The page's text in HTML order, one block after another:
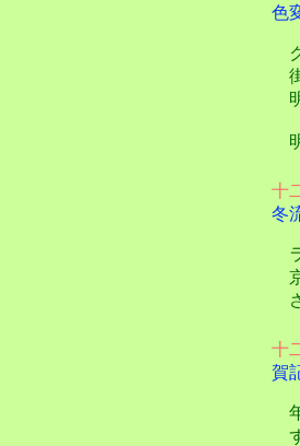
色
十
冬
十
賀